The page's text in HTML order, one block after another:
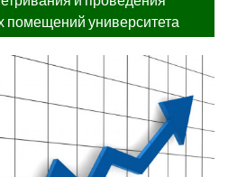
помещений университета